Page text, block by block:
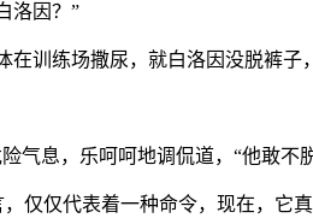
洛因？”
在训练场撒尿，就白洛因没脱裤
气息，乐呵呵地调侃道，“他敢
仅仅代表着一种命令，现在，它